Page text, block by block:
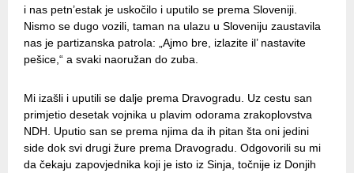
i nas petn’estak je uskočilo i uputilo se prema Sloveniji.
Nismo se dugo vozili, taman na ulazu u Sloveniju zaustavila
nas je partizanska patrola: „Ajmo bre, izlazite il’ nastavite
pešice,“ a svaki naoružan do zuba.
Mi izašli i uputili se dalje prema Dravogradu. Uz cestu san
primjetio desetak vojnika u plavim odorama zrakoplovstva
NDH. Uputio san se prema njima da ih pitan šta oni jedini
side dok svi drugi žure prema Dravogradu. Odgovorili su mi
da čekaju zapovjednika koji je isto iz Sinja, točnije iz Donjih